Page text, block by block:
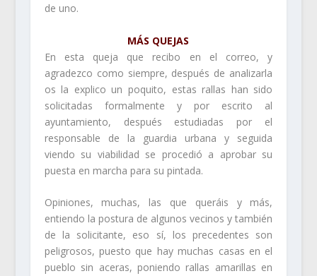
de uno.
MÁS QUEJAS
En esta queja que recibo en el correo, y
agradezco como siempre, después de analizarla
os la explico un poquito, estas rallas han sido
solicitadas formalmente y por escrito al
ayuntamiento, después estudiadas por el
responsable de la guardia urbana y seguida
viendo su viabilidad se procedió a aprobar su
puesta en marcha para su pintada.
Opiniones, muchas, las que queráis y más,
entiendo la postura de algunos vecinos y también
de la solicitante, eso sí, los precedentes son
peligrosos, puesto que hay muchas casas en el
pueblo sin aceras, poniendo rallas amarillas en